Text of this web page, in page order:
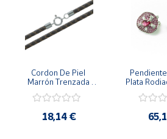
Cordon De Piel
Marrón Trenzada
Plata De 45Cm
18,14 €
Plata